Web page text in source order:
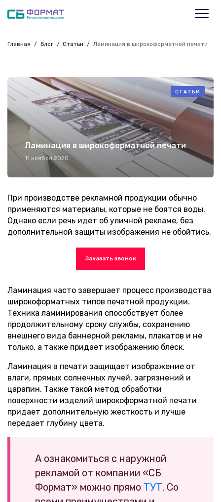
Главная Блог Статьи Ламинация в широкоформатной печати
СТАТЬИ
Ламинация в широкоформатной печати
11 ноября 2020
При производстве рекламной продукции обычно
применяются материалы, которые не боятся воды.
Однако если речь идет об уличной рекламе, без
дополнительной защиты изображения не обойтись.
Заказать звонок
Ламинация часто завершает процесс производства
широкоформатных типов печатной продукции.
Техника ламинирования способствует более
продолжительному сроку службы, сохранению
внешнего вида баннерной рекламы, плакатов и не
только, а также придает изображению блеск.
Ламинация в печати защищает изображение от
влаги, прямых солнечных лучей, загрязнений и
царапин. Также такой метод обработки
поверхности изделий широкоформатной печати
придает дополнительную жесткость и лучше
передает глубину цвета.
А ознакомиться с наружной
рекламой от компании «СБ
Формат» можно прямо ТУТ. Со